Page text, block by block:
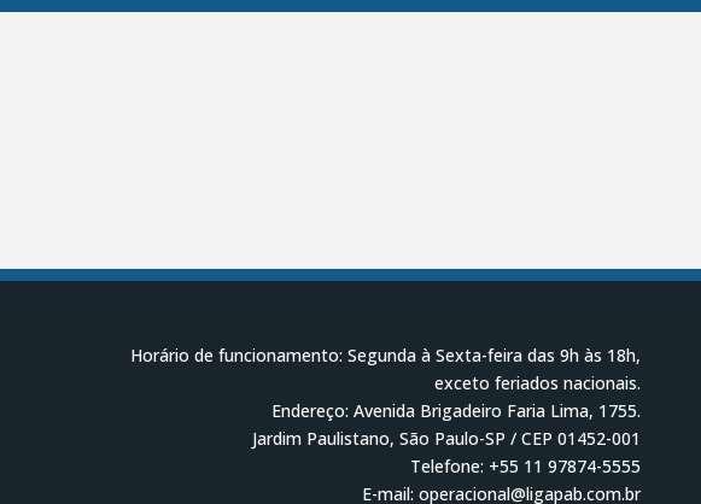
Horário de funcionamento: Segunda à Sexta-feira das 9h às 18h,
exceto feriados nacionais.
Endereço: Avenida Brigadeiro Faria Lima, 1755.
Jardim Paulistano, São Paulo-SP / CEP 01452-001
Telefone: +55 11 97874-5555
E-mail: operacional@ligapab.com.br